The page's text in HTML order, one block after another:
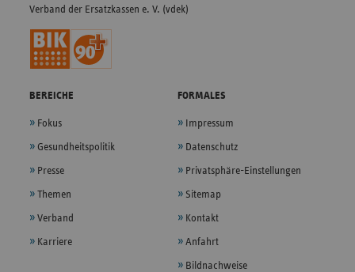
Verband der Ersatzkassen e. V. (vdek)
BEREICHE
Fokus
Gesundheitspolitik
Presse
Themen
Verband
Karriere
FORMALES
Impressum
Datenschutz
Privatsphäre-Einstellungen
Sitemap
Kontakt
Anfahrt
Bildnachweise